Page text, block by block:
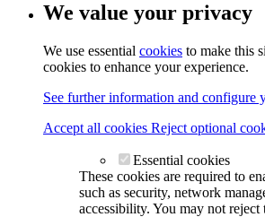
We value your privacy
We use essential cookies to make this
cookies to enhance your experience.
See further information and configure
Accept all cookies Reject optional
Essential cookies
These cookies are required to
such as security, network
accessibility. You may not reject